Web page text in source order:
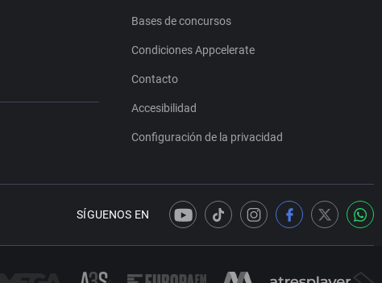
Bases de concursos
Condiciones Appcelerate
Contacto
Accesibilidad
Configuración de la privacidad
SÍGUENOS EN